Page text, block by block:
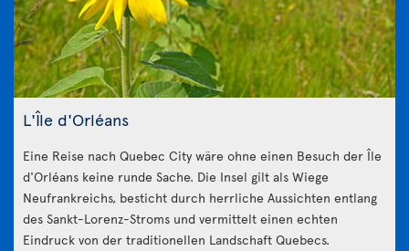
L'Île d'Orléans
Eine Reise nach Quebec City wäre ohne einen Besuch der Île
d'Orléans keine runde Sache. Die Insel gilt als Wiege
Neufrankreichs, besticht durch herrliche Aussichten entlang
des Sankt-Lorenz-Stroms und vermittelt einen echten
Eindruck von der traditionellen Landschaft Quebecs.